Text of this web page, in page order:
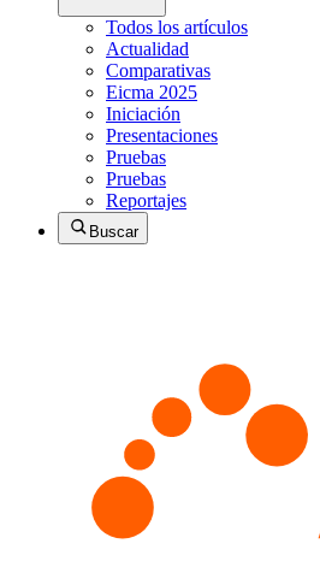
Todos los artículos
Actualidad
Comparativas
Eicma 2025
Iniciación
Presentaciones
Pruebas
Pruebas
Reportajes
Buscar